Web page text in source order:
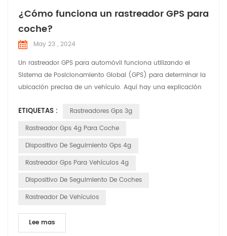
¿Cómo funciona un rastreador GPS para
coche?
May 23 , 2024
Un rastreador GPS para automóvil funciona utilizando el
Sistema de Posicionamiento Global (GPS) para determinar la
ubicación precisa de un vehículo. Aquí hay una explicación
en una red de satélites que orbitan la Tierra. Estos satélites
transmiten continuamente señales que incluyen su ubicación
ETIQUETAS :
Rastreadores Gps 3g
Rastreador Gps 4g Para Coche
Dispositivo De Seguimiento Gps 4g
Rastreador Gps Para Vehículos 4g
Dispositivo De Seguimiento De Coches
Rastreador De Vehículos
Lee mas